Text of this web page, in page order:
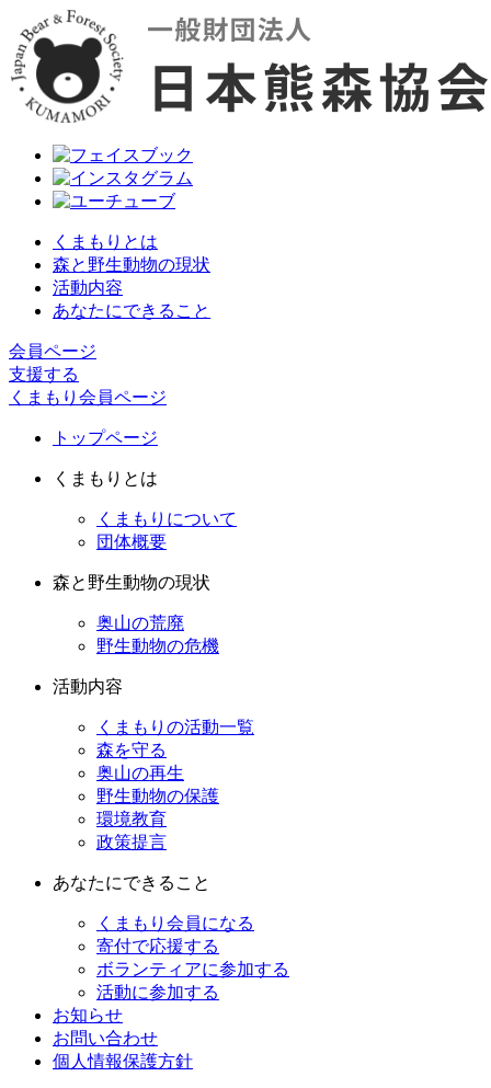
くまもりとは
森と野生動物の現状
活動内容
あなたにできること
会員ページ
支援する
くまもり会員ページ
トップページ
くまもりとは
くまもりについて
団体概要
森と野生動物の現状
奥山の荒廃
野生動物の危機
活動内容
くまもりの活動一覧
森を守る
奥山の再生
野生動物の保護
環境教育
政策提言
あなたにできること
くまもり会員になる
寄付で応援する
ボランティアに参加する
活動に参加する
お知らせ
お問い合わせ
個人情報保護方針